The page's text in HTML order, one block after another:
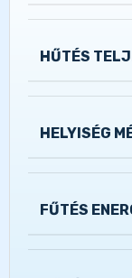
HŰTÉS
HELYISÉG
FŰTÉS